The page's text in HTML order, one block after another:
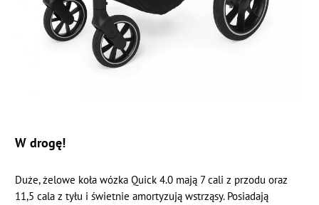
W drogę!
Duże, żelowe koła wózka Quick 4.0 mają 7 cali z przodu oraz
11,5 cala z tyłu i świetnie amortyzują wstrząsy. Posiadają